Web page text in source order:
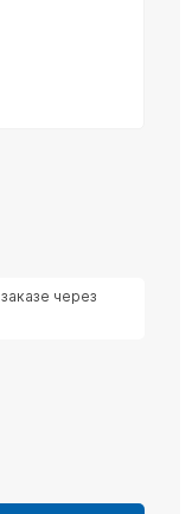
через